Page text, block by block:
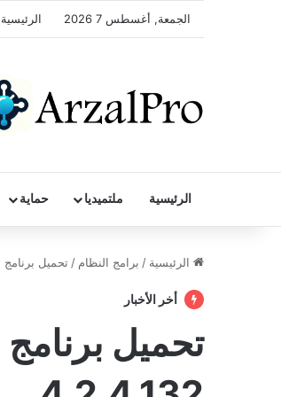
الجمعة, أغسطس 7 2026 الرئيسية
الرئيسية ملتميديا حماية
الرئيسية / برامج النظام / تحميل برنامج Wise Memory Optimizer 4.2.4.132
أخر الأخبار